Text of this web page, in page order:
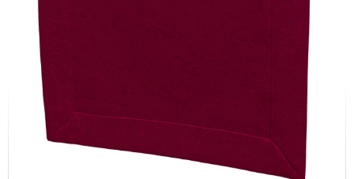
Bieżnik plamoodporny z mankietem O3 Marmurek bordo (354)